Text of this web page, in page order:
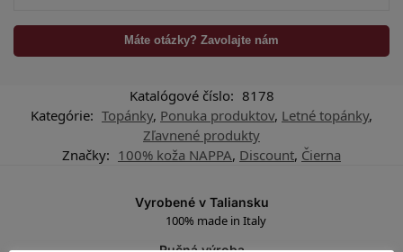
Máte otázky? Zavolajte nám
Katalógové číslo: 8178
Kategórie: Topánky, Ponuka produktov, Letné topánky,
Zľavnené produkty
Značky: 100% koža NAPPA, Discount, Čierna
Vyrobené v Taliansku
100% made in Italy